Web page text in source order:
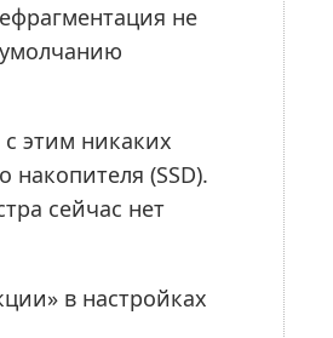
не
этим никаких
(SSD).
сейчас нет
в настройках